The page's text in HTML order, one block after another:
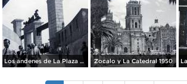
Los andenes de La Plaza de toros Ciudad de México 1950 Zocalo y La Catedral 1950